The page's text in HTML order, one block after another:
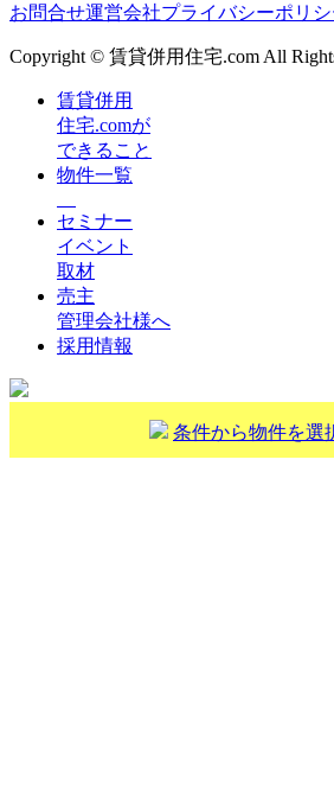
お問合せ運営会社プライバシーポリシ
Copyright © 賃貸併用住宅.com All
賃貸併用
住宅.comが
できること
物件一覧
セミナー
イベント
取材
売主
管理会社様へ
採用情報
条件から物件を選